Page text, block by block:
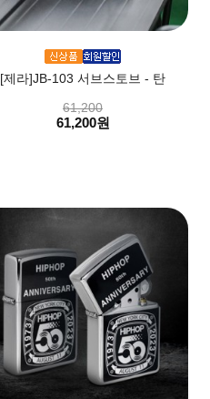
[제라]JB-103 서브스토브 - 탄
61,200
61,200원